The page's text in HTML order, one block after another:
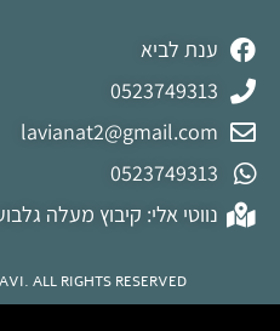
ענת לביא
0523749313
lavianat2@gmail.com
0523749313
נווטי אלי: קיבוץ מעלה
ALL RIGHTS RESERVED